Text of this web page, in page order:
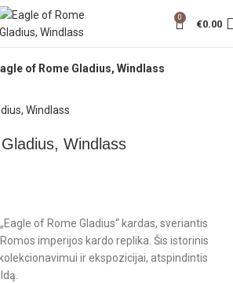
0
€0.00
of Rome Gladius, Windlass
Windlass
of Rome Gladius“ kardas, sveriantis
imperijos kardo replika. Šis istorinis
ir ekspozicijai, atspindintis